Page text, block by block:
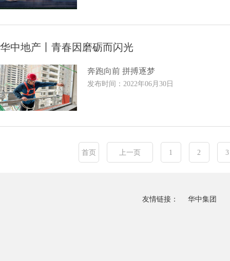
华中地产丨青春因磨砺而闪光
奔跑向前 拼搏逐梦
发布时间：2022年06月30日
首页 上一页 1 2 3
友情链接： 华中集团